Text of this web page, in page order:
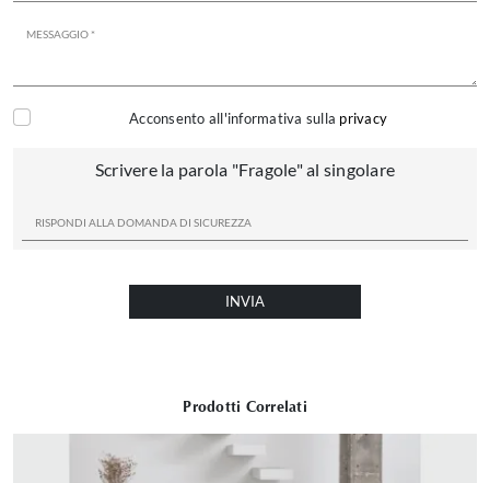
Prodotti Correlati
Acconsento all'informativa sulla privacy
Scrivere la parola "Fragole" al singolare
INVIA